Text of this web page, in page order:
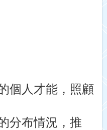
個人才能，照顧
分布情況，推